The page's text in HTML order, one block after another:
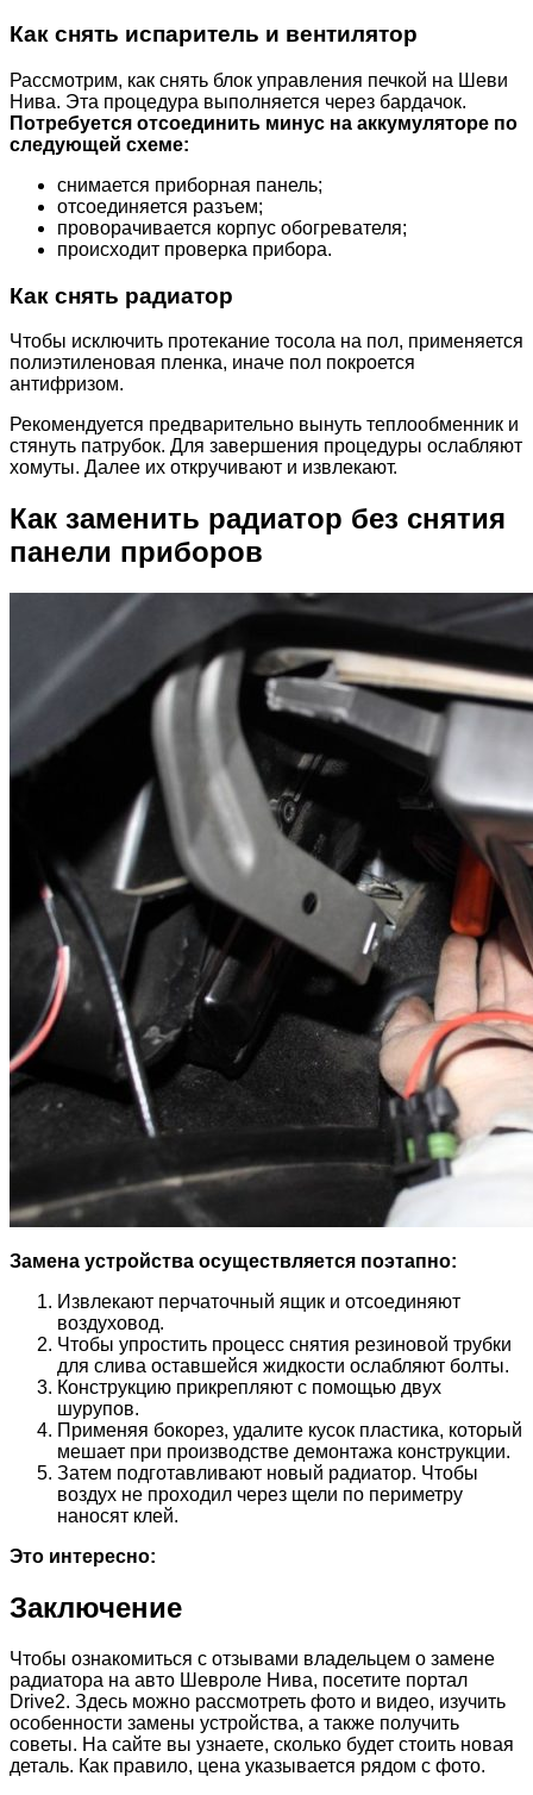
Как снять испаритель и вентилятор
Рассмотрим, как снять блок управления печкой на Шеви
Нива. Эта процедура выполняется через бардачок.
Потребуется отсоединить минус на аккумуляторе по
следующей схеме:
снимается приборная панель;
отсоединяется разъем;
проворачивается корпус обогревателя;
происходит проверка прибора.
Как снять радиатор
Чтобы исключить протекание тосола на пол, применяется
полиэтиленовая пленка, иначе пол покроется
антифризом.
Рекомендуется предварительно вынуть теплообменник и
стянуть патрубок. Для завершения процедуры ослабляют
хомуты. Далее их откручивают и извлекают.
Как заменить радиатор без снятия
панели приборов
Замена устройства осуществляется поэтапно:
Извлекают перчаточный ящик и отсоединяют
воздуховод.
Чтобы упростить процесс снятия резиновой трубки
для слива оставшейся жидкости ослабляют болты.
Конструкцию прикрепляют с помощью двух
шурупов.
Применяя бокорез, удалите кусок пластика, который
мешает при производстве демонтажа конструкции.
Затем подготавливают новый радиатор. Чтобы
воздух не проходил через щели по периметру
наносят клей.
Это интересно:
Заключение
Чтобы ознакомиться с отзывами владельцем о замене
радиатора на авто Шевроле Нива, посетите портал
Drive2. Здесь можно рассмотреть фото и видео, изучить
особенности замены устройства, а также получить
советы. На сайте вы узнаете, сколько будет стоить новая
деталь. Как правило, цена указывается рядом с фото.